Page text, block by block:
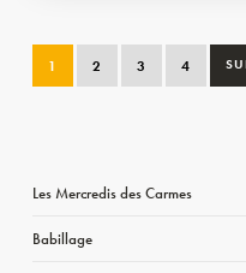
1 2 3 4
Les Mercredis des Carmes
Babillage